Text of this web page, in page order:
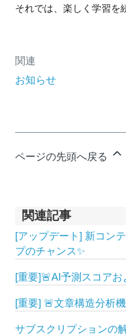
それでは、楽しく学習を
関連
お知らせ
ページの先頭へ戻る
関連記事
[アップデート] 新コン
プのチャンス✨
[重要]🚨AI予測スコア
[重要] 🚨文章構造分析
サブスクリプションの